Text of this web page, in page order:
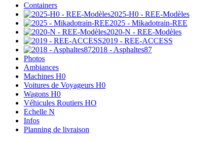
Containers
2025-H0 - REE-Modèles
2025 - Mikadotrain-REE
2020-N - REE-Modèles
2019 - REE-ACCESS
2018 - Asphaltes87
Photos
Ambiances
Machines H0
Voitures de Voyageurs H0
Wagons H0
Véhicules Routiers HO
Echelle N
Infos
Planning de livraison